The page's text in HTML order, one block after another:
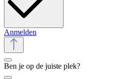
Anmelden
Ben je op de juiste plek?